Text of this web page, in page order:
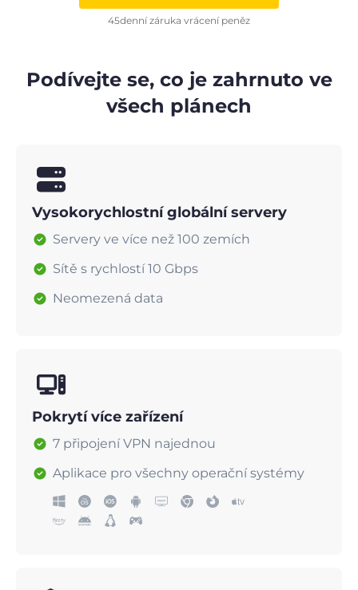
45denní záruka vrácení peněz
Podívejte se, co je zahrnuto ve
všech plánech
Vysokorychlostní globální servery
Servery ve více než 100 zemích
Sítě s rychlostí 10 Gbps
Neomezená data
Pokrytí více zařízení
7 připojení VPN najednou
Aplikace pro všechny operační systémy